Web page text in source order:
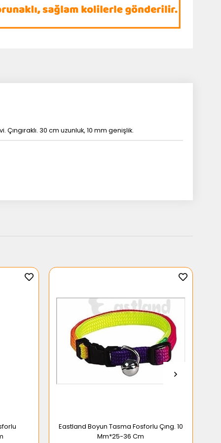
30 cm uzunluk, 10 mm genişlik.
Eastland Boyun Tasma Fosforlu Çıng. 10
Mm*25-36 Cm